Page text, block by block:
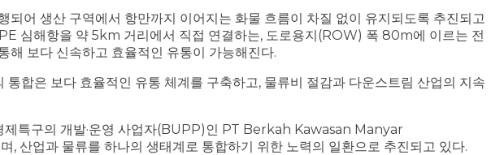
되어 생산 구역에서 항만까지 이어지는 화물 흐름이 차질 없이 유지되도록 추진되고
심해항을 약 5km 거리에서 직접 연결하는, 도로용지(ROW) 폭 80m에 이르는 전
해 보다 신속하고 효율적인 유통이 가능해진다.
통합은 보다 효율적인 유통 체계를 구축하고, 물류비 절감과 다운스트림 산업의 지속
제특구의 개발·운영 사업자(BUPP)인 PT Berkah Kawasan Manyar
산업과 물류를 하나의 생태계로 통합하기 위한 노력의 일환으로 추진되고 있다.